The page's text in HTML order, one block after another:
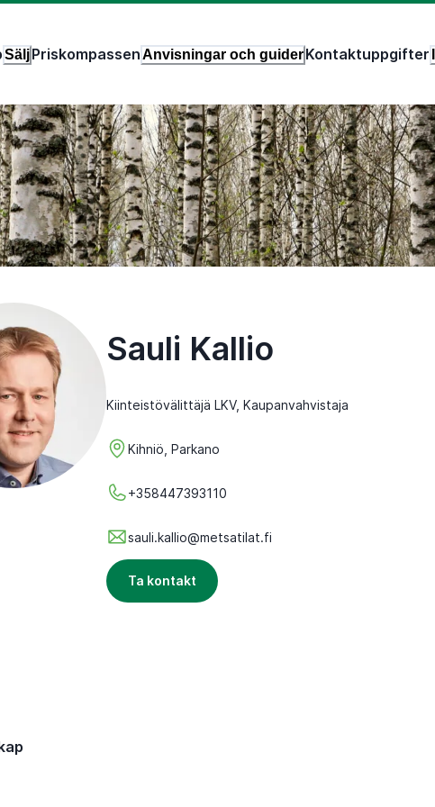
SäljPriskompassenAnvisningar och guiderKontaktuppgifter
Sauli Kallio
Kiinteistövälittäjä LKV, Kaupanvahvistaja
Kihniö, Parkano
+358447393110
sauli.kallio@metsatilat.fi
Ta kontakt